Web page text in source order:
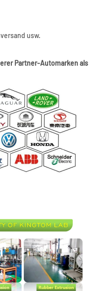
usw.
Partner-Automarken als